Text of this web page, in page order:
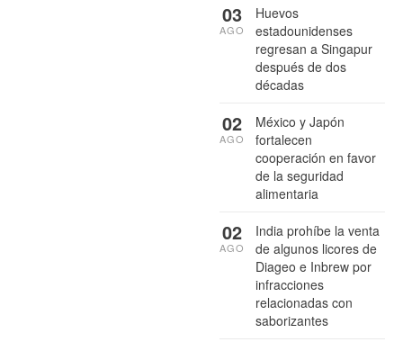
Huevos
estadounidenses
regresan a Singapur
después de dos
décadas
03
AGO
México y Japón
fortalecen
cooperación en favor
de la seguridad
alimentaria
02
AGO
India prohíbe la venta
de algunos licores de
Diageo e Inbrew por
infracciones
relacionadas con
saborizantes
02
AGO